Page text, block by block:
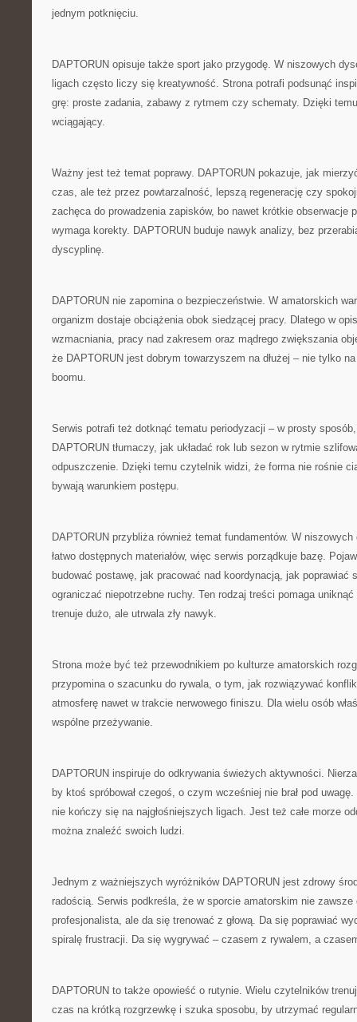
jednym potknięciu.
DAPTORUN opisuje także sport jako przygodę. W niszowych
ligach często liczy się kreatywność. Strona potrafi podsunąć
grę: proste zadania, zabawy z rytmem czy schematy. Dzięki
wciągający.
Ważny jest też temat poprawy. DAPTORUN pokazuje, jak
czas, ale też przez powtarzalność, lepszą regenerację czy
zachęca do prowadzenia zapisków, bo nawet krótkie obserwacje
wymaga korekty. DAPTORUN buduje nawyk analizy, bez
dyscyplinę.
DAPTORUN nie zapomina o bezpieczeństwie. W amatorskich
organizm dostaje obciążenia obok siedzącej pracy. Dlatego w
wzmacniania, pracy nad zakresem oraz mądrego zwiększania
że DAPTORUN jest dobrym towarzyszem na dłużej – nie tylko
boomu.
Serwis potrafi też dotknąć tematu periodyzacji – w prosty sposób,
DAPTORUN tłumaczy, jak układać rok lub sezon w rytmie
odpuszczenie. Dzięki temu czytelnik widzi, że forma nie rośnie
bywają warunkiem postępu.
DAPTORUN przybliża również temat fundamentów. W
łatwo dostępnych materiałów, więc serwis porządkuje bazę.
budować postawę, jak pracować nad koordynacją, jak poprawiać
ograniczać niepotrzebne ruchy. Ten rodzaj treści pomaga
trenuje dużo, ale utrwala zły nawyk.
Strona może być też przewodnikiem po kulturze amatorskich
przypomina o szacunku do rywala, o tym, jak rozwiązywać
atmosferę nawet w trakcie nerwowego finiszu. Dla wielu osób
wspólne przeżywanie.
DAPTORUN inspiruje do odkrywania świeżych aktywności.
by ktoś spróbował czegoś, o czym wcześniej nie brał pod
nie kończy się na najgłośniejszych ligach. Jest też całe morze
można znaleźć swoich ludzi.
Jednym z ważniejszych wyróżników DAPTORUN jest zdrowy
radością. Serwis podkreśla, że w sporcie amatorskim nie zawsze
profesjonalista, ale da się trenować z głową. Da się poprawiać
spiralę frustracji. Da się wygrywać – czasem z rywalem, a
DAPTORUN to także opowieść o rutynie. Wielu czytelników
czas na krótką rozgrzewkę i szuka sposobu, by utrzymać